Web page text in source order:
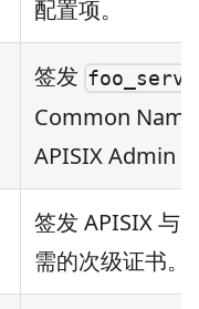
配置项。
签发
Common
APISIX Admin
签发 APISIX 与
需的次级证书。